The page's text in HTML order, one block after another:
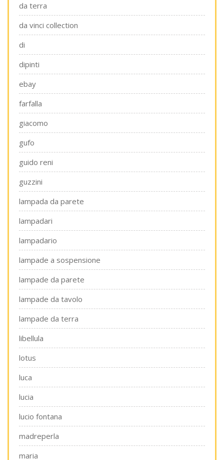
da terra
da vinci collection
di
dipinti
ebay
farfalla
giacomo
gufo
guido reni
guzzini
lampada da parete
lampadari
lampadario
lampade a sospensione
lampade da parete
lampade da tavolo
lampade da terra
libellula
lotus
luca
lucia
lucio fontana
madreperla
maria